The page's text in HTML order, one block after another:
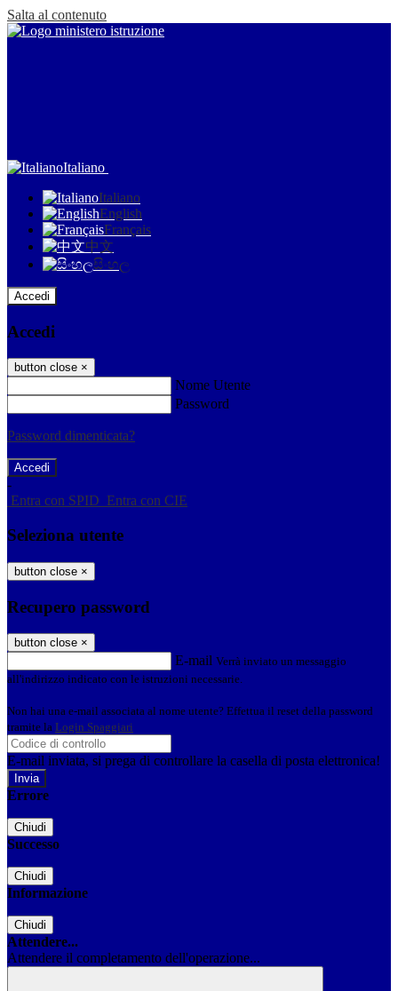
Salta al contenuto
Italiano
Italiano
English
Français
中文
සිංහල
Accedi
Accedi
button close ×
Nome Utente
Password
Password dimenticata?
-
Entra con SPID Entra con CIE
Seleziona utente
button close ×
Recupero password
button close ×
E-mail Verrà inviato un messaggio
all'indirizzo indicato con le istruzioni necessarie.
Non hai una e-mail associata al nome utente? Effettua il reset della password
tramite la Login Spaggiari
E-mail inviata, si prega di controllare la casella di posta elettronica!
Errore
Chiudi
Successo
Chiudi
Informazione
Chiudi
Attendere...
Attendere il completamento dell'operazione...